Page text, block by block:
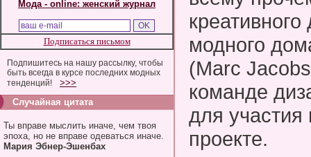
Мода - online: женский журнал
Подписаться письмом
Подпишитесь на нашу рассылку, чтобы
быть всегда в курсе последних модных
тенденций!
>>>
Случайная цитата
Ты вправе мыслить иначе, чем твоя
эпоха, но не вправе одеваться иначе.
Мария Эбнер-Эшенбах
креативного
модного
(Marc
команде
для
проекте.